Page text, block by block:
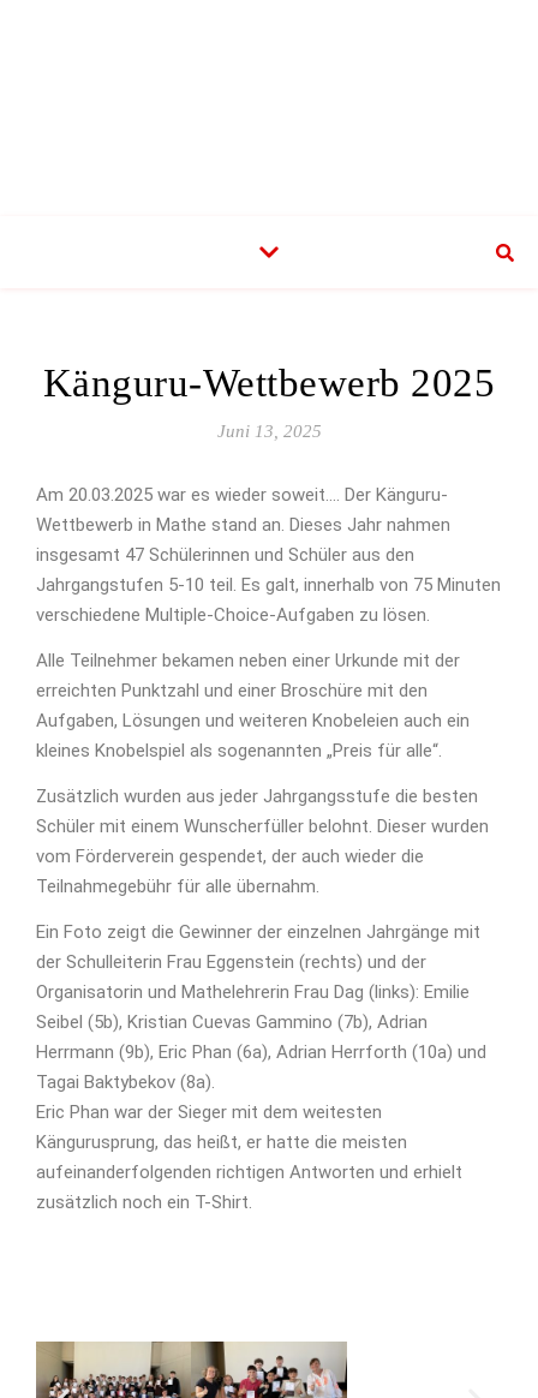
Känguru-Wettbewerb 2025
Juni 13, 2025
Am 20.03.2025 war es wieder soweit…. Der Känguru-
Wettbewerb in Mathe stand an. Dieses Jahr nahmen
insgesamt 47 Schülerinnen und Schüler aus den
Jahrgangstufen 5-10 teil. Es galt, innerhalb von 75 Minuten
verschiedene Multiple-Choice-Aufgaben zu lösen.
Alle Teilnehmer bekamen neben einer Urkunde mit der
erreichten Punktzahl und einer Broschüre mit den
Aufgaben, Lösungen und weiteren Knobeleien auch ein
kleines Knobelspiel als sogenannten „Preis für alle“.
Zusätzlich wurden aus jeder Jahrgangsstufe die besten
Schüler mit einem Wunscherfüller belohnt. Dieser wurden
vom Förderverein gespendet, der auch wieder die
Teilnahmegebühr für alle übernahm.
Ein Foto zeigt die Gewinner der einzelnen Jahrgänge mit
der Schulleiterin Frau Eggenstein (rechts) und der
Organisatorin und Mathelehrerin Frau Dag (links): Emilie
Seibel (5b), Kristian Cuevas Gammino (7b), Adrian
Herrmann (9b), Eric Phan (6a), Adrian Herrforth (10a) und
Tagai Baktybekov (8a).
Eric Phan war der Sieger mit dem weitesten
Kängurusprung, das heißt, er hatte die meisten
aufeinanderfolgenden richtigen Antworten und erhielt
zusätzlich noch ein T-Shirt.